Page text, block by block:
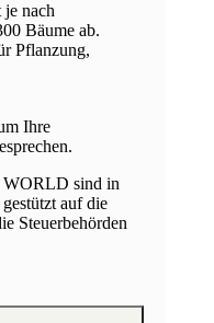
nach
Bäume ab.
Pflanzung,
Ihre
WORLD sind in
auf die
Steuerbehörden